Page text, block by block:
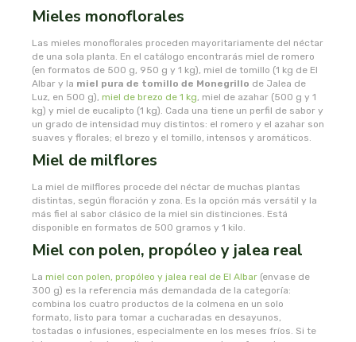
Mieles monoflorales
Las mieles monoflorales proceden mayoritariamente del néctar
de una sola planta. En el catálogo encontrarás miel de romero
(en formatos de 500 g, 950 g y 1 kg), miel de tomillo (1 kg de El
Albar y la miel pura de tomillo de Monegrillo de Jalea de
Luz, en 500 g), miel de brezo de 1 kg, miel de azahar (500 g y 1
kg) y miel de eucalipto (1 kg). Cada una tiene un perfil de sabor y
un grado de intensidad muy distintos: el romero y el azahar son
suaves y florales; el brezo y el tomillo, intensos y aromáticos.
Miel de milflores
La miel de milflores procede del néctar de muchas plantas
distintas, según floración y zona. Es la opción más versátil y la
más fiel al sabor clásico de la miel sin distinciones. Está
disponible en formatos de 500 gramos y 1 kilo.
Miel con polen, propóleo y jalea real
La miel con polen, propóleo y jalea real de El Albar (envase de
300 g) es la referencia más demandada de la categoría:
combina los cuatro productos de la colmena en un solo
formato, listo para tomar a cucharadas en desayunos,
tostadas o infusiones, especialmente en los meses fríos. Si te
le paludier de guerande
lemon-pharma s.l.
lima
liposhell
logona
luso diete
machandel